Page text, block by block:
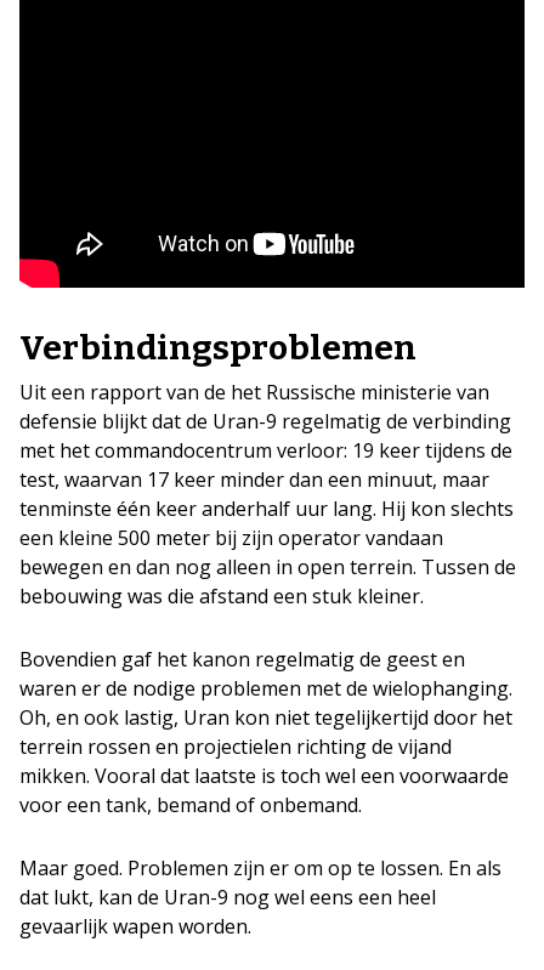
Verbindingsproblemen
Uit een rapport van de het Russische ministerie van
defensie blijkt dat de Uran-9 regelmatig de verbinding
met het commandocentrum verloor: 19 keer tijdens de
test, waarvan 17 keer minder dan een minuut, maar
tenminste één keer anderhalf uur lang. Hij kon slechts
een kleine 500 meter bij zijn operator vandaan
bewegen en dan nog alleen in open terrein. Tussen de
bebouwing was die afstand een stuk kleiner.
Bovendien gaf het kanon regelmatig de geest en
waren er de nodige problemen met de wielophanging.
Oh, en ook lastig, Uran kon niet tegelijkertijd door het
terrein rossen en projectielen richting de vijand
mikken. Vooral dat laatste is toch wel een voorwaarde
voor een tank, bemand of onbemand.
Maar goed. Problemen zijn er om op te lossen. En als
dat lukt, kan de Uran-9 nog wel eens een heel
gevaarlijk wapen worden.